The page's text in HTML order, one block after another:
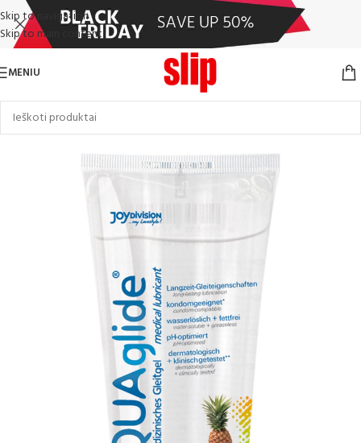
Skip to navigation
Skip to main content
MENIU